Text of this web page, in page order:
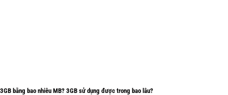
3GB bằng bao nhiêu MB? 3GB sử dụng được trong bao lâu?